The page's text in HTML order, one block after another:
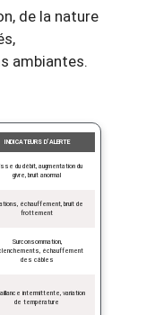
de la nature
ambiantes.
INDICATEURS D’ALERTE
du débit, augmentation du
givre, bruit anormal
échauffement, bruit de
frottement
Surconsommation,
échauffement
des câbles
intermittente, variation
de température